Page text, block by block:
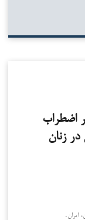
اضطراب
زنان
ایران.